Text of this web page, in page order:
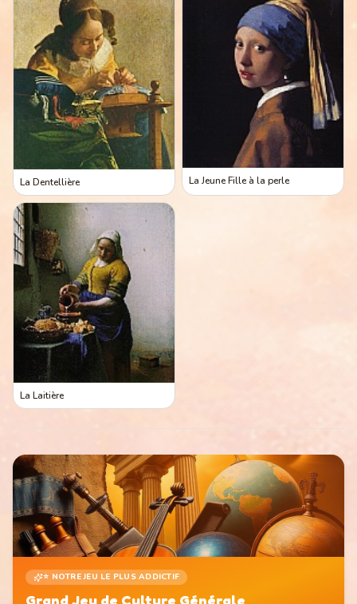
La Dentellière La Jeune Fille à la perle
La Laitière
⭐ NOTRE JEU LE PLUS ADDICTIF
Grand Jeu de Culture Générale